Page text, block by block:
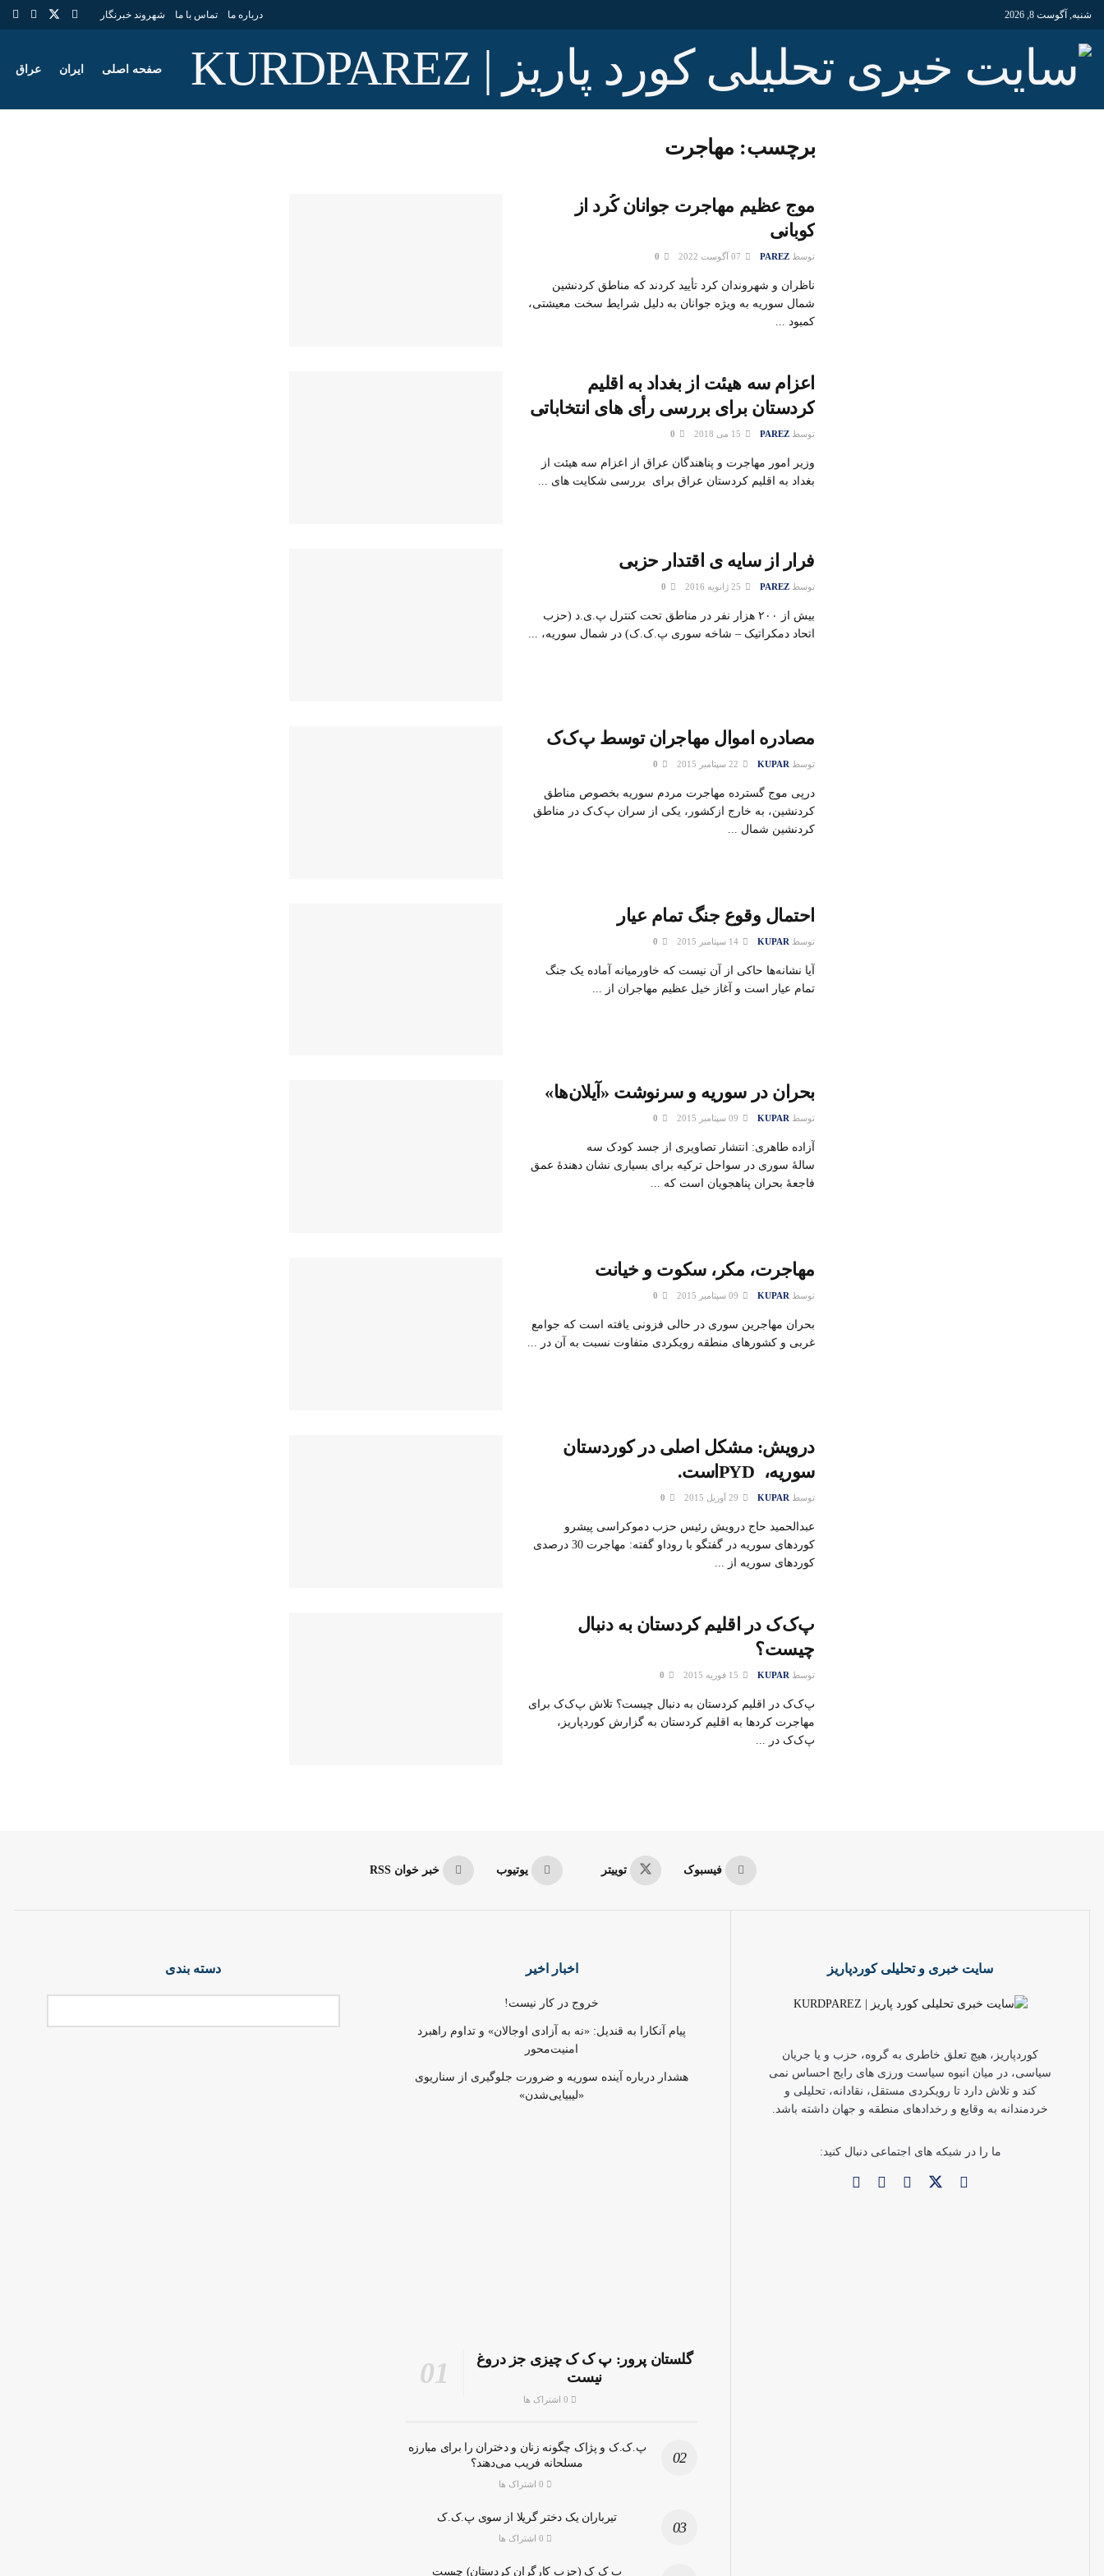
شنبه, آگوست 8, 2026 درباره ما تماس با ما شهروند خبرنگار
صفحه اصلی ایران عراق
برچسب: مهاجرت
موج عظیم مهاجرت جوانان کُرد از
کوبانی
توسط PAREZ
ناظران و شهروندان کرد تأیید کردند که مناطق کردنشین
شمال سوریه به ویژه جوانان به دلیل شرایط سخت معیشتی،
کمبود ...
اعزام سه هیئت از بغداد به اقلیم
کردستان برای بررسی رأی های انتخاباتی
توسط PAREZ
وزیر امور مهاجرت و پناهندگان عراق از اعزام سه هیئت از
بغداد به اقلیم کردستان عراق برای بررسی شکایت های ...
فرار از سایه ی اقتدار حزبی
توسط PAREZ
بیش از ۲۰۰ هزار نفر در مناطق تحت کنترل پ.ی.د (حزب
اتحاد دمکراتیک – شاخه سوری پ.ک.ک) در شمال سوریه، ...
مصادره اموال مهاجران توسط پ‌ک‌ک
توسط KUPAR
درپی موج گسترده مهاجرت مردم سوریه بخصوص مناطق
کردنشین، به خارج ازکشور، یکی از سران پ‌ک‌ک در مناطق
کردنشین شمال ...
احتمال وقوع جنگ تمام عیار
توسط KUPAR
آیا نشانه‌ها حاکی از آن نیست که خاورمیانه آماده یک جنگ
تمام عیار است و آغاز خیل عظیم مهاجران از ...
بحران در سوریه و سرنوشت «آیلان‌ها»
توسط KUPAR
آزاده طاهری: انتشار تصاویری از جسد کودک سه
سالۀ سوری در سواحل ترکیه برای بسیاری نشان دهندۀ عمق
فاجعۀ بحران پناهجویان است که ...
مهاجرت، مکر، سکوت و خیانت
توسط KUPAR
بحران مهاجرین سوری در حالی فزونی یافته است که جوامع
غربی و کشورهای منطقه رویکردی متفاوت نسبت به آن در ...
درویش: مشکل اصلی در کوردستان
سوریه، PYDاست.
توسط KUPAR
عبدالحمید حاج درویش رئیس حزب دموکراسی پیشرو
کوردهای سوریه در گفتگو با روداو گفته: مهاجرت 30 درصدی
کوردهای سوریه از ...
پ‌ک‌ک در اقلیم کردستان به دنبال
چیست؟
توسط KUPAR
پ‌ک‌ک در اقلیم کردستان به دنبال چیست؟ تلاش پ‌ک‌ک برای
مهاجرت کردها به اقلیم کردستان به گزارش کوردپاریز،
پ‌ک‌ک در ...
فیسبوک توییتر یوتیوب خبر خوان RSS
سایت خبری و تحلیلی کوردپاریز
کوردپاریز، هیچ تعلق خاطری به گروه، حزب و یا جریان
سیاسی، در میان انبوه سیاست ورزی های رایج احساس نمی
کند و تلاش دارد تا رویکردی مستقل، نقادانه، تحلیلی و
خردمندانه به وقایع و رخدادهای منطقه و جهان داشته باشد.
ما را در شبکه های اجتماعی دنبال کنید:
اخبار اخیر
خروج در کار نیست!
پیام آنکارا به قندیل: «نه به آزادی اوجالان» و تداوم راهبرد
امنیت‌محور
هشدار درباره آینده سوریه و ضرورت جلوگیری از سناریوی
«لیبیایی‌شدن»
گلستان پرور: پ ک ک چیزی جز دروغ
نیست
پ.ک.ک و پژاک چگونه زنان و دختران را برای مبارزه
مسلحانه فریب می‌دهند؟
تیرباران یک دختر گریلا از سوی پ.ک.ک
پ ک ک (حزب کارگران کردستان) چیست
دسته بندی